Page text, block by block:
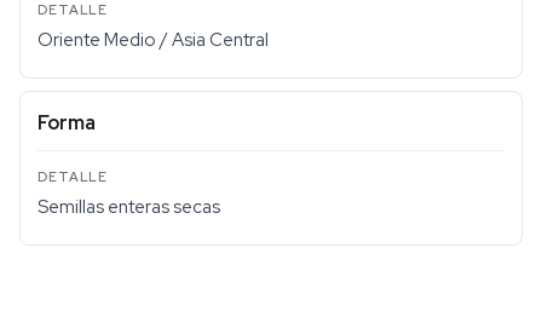
Oriente Medio / Asia Central
Forma
Semillas enteras secas